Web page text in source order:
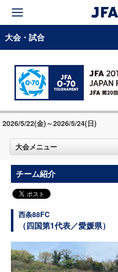
大会・試合
2026/5/22(金)～2026/5/24(日)
大会メニュー
チーム紹介
西条88FC
（四国第1代表／愛媛県）